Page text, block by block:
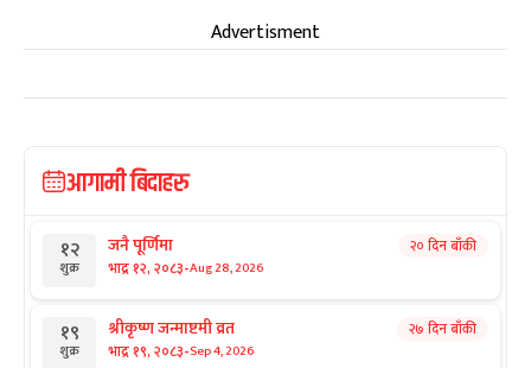
Advertisment
आगामी बिदाहरु
१२
शुक्र
जनै पूर्णिमा
भाद्र १२, २०८३-Aug 28, 2026
२० दिन बाँकी
१९
शुक्र
श्रीकृष्ण जन्माष्टमी व्रत
भाद्र १९, २०८३-Sep 4, 2026
२७ दिन बाँकी